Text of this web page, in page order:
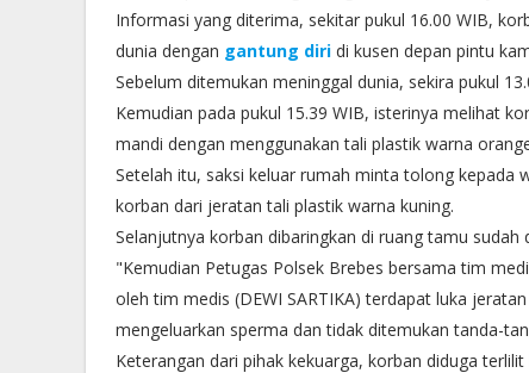
Informasi yang diterima, sekitar pukul 16.00 WIB,
dunia dengan gantung diri di kusen depan pintu
Sebelum ditemukan meninggal dunia, sekira pukul
Kemudian pada pukul 15.39 WIB, isterinya melihat
mandi dengan menggunakan tali plastik warna
Setelah itu, saksi keluar rumah minta tolong kepada
korban dari jeratan tali plastik warna kuning.
Selanjutnya korban dibaringkan di ruang tamu
"Kemudian Petugas Polsek Brebes bersama tim
oleh tim medis (DEWI SARTIKA) terdapat luka
mengeluarkan sperma dan tidak ditemukan tanda-
Keterangan dari pihak kekuarga, korban diduga